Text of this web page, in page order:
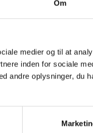
Om
medier og til at
inden for sociale
andre oplysninger, du
Tilmeld
Vil du
sundheds-
Hos CareNet
nyheder fra
spændende
Hver torsdag
fagligt stærke
anvendelse